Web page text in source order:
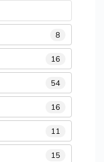
8
16
54
16
11
15